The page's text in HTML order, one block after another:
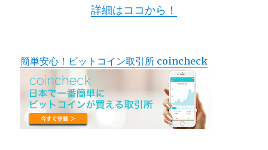
詳細はココから！
簡単安心！ビットコイン取引所 coincheck